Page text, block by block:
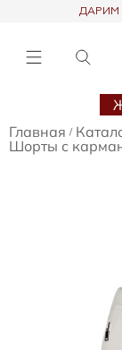
ДАРИМ
Главная /
Шорты с